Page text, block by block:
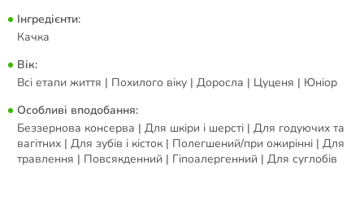
Інгредієнти:
Качка
Вік:
Всі етапи життя | Похилого віку | Доросла | Цуценя | Юніор
Особливі вподобання:
Беззернова консерва | Для шкіри і шерсті | Для годуючих та
вагітних | Для зубів і кісток | Полегшений/при ожирінні | Для
травлення | Повсякденний | Гіпоалергенний | Для суглобів